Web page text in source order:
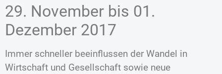
29. November bis 01.
Dezember 2017
Immer schneller beeinflussen der Wandel in
Wirtschaft und Gesellschaft sowie neue